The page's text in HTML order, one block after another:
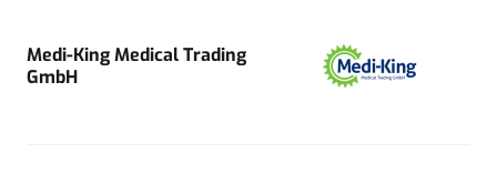
Medi-King Medical Trading
GmbH